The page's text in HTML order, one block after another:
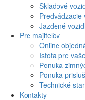
Skladové
Predvádzacie
Jazdené
Pre majiteľov
Online
Istota pre
Ponuka
Ponuka
Technické
Kontakty